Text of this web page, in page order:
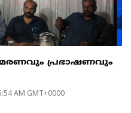
പ്രഭാഷണവും
AM GMT+0000